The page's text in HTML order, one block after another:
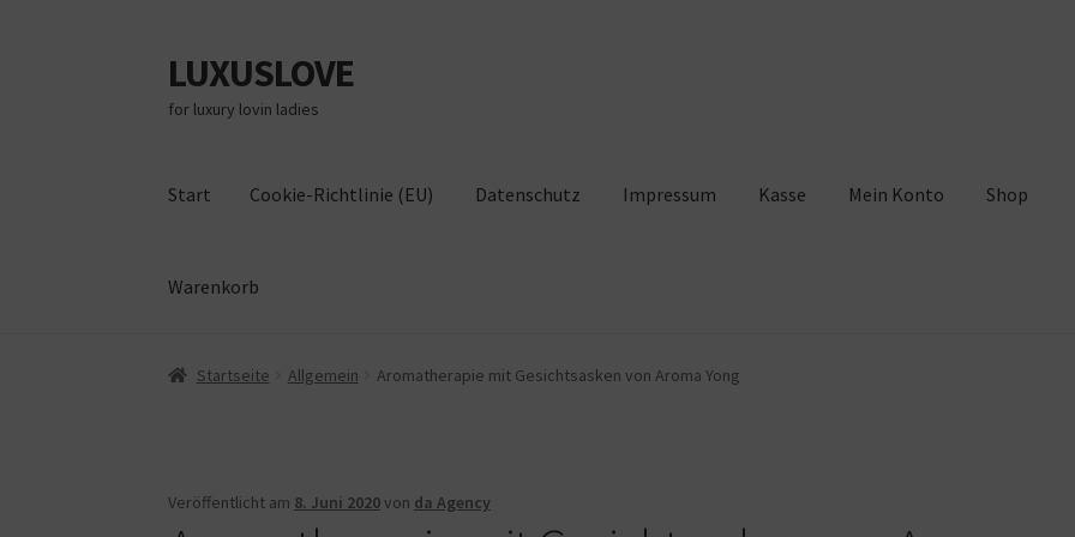
Zur
Navigation
springen
Zum
Inhalt
springen
LUXUSLOVE
for luxury lovin ladies
Start Cookie-Richtlinie (EU) Datenschutz Impressum Kasse Mein Konto Shop
Warenkorb
Start Cookie-Richtlinie (EU) DatenschutzImpressum Mein Konto
Startseite Allgemein Aromatherapie mit Gesichtsasken von Aroma Yong
Veröffentlicht am 8. Juni 2020von da Agency